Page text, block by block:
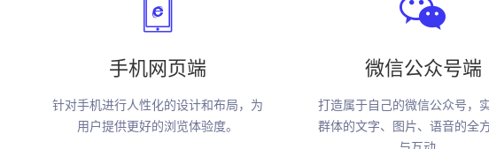
手机网页端
针对手机进行人性化的设计和布局，为
用户提供更好的浏览体验度。
微信公众号端
打造属于自己的微信公众号，
群体的文字、图片、语音的全